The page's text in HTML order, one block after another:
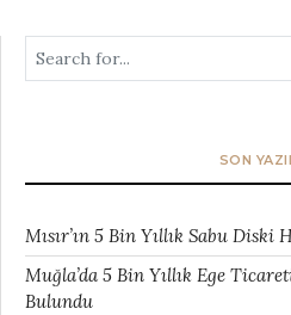
SON
Mısır’ın 5 Bin Yıllık Sabu Diski
Muğla’da 5 Bin Yıllık Ege
Bulundu